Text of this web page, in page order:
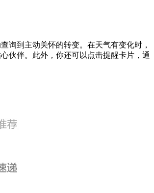
询到主动关怀的转变。在天气有变化时，
伙伴。此外，你还可以点击提醒卡片，通